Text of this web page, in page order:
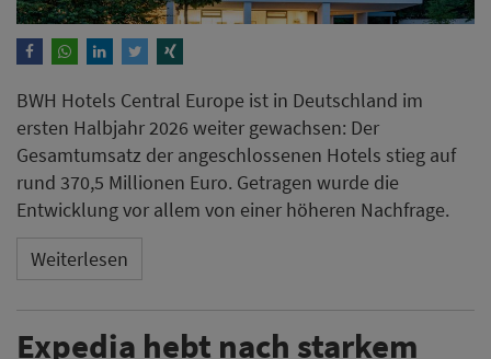
BWH Hotels Central Europe ist in Deutschland im
ersten Halbjahr 2026 weiter gewachsen: Der
Gesamtumsatz der angeschlossenen Hotels stieg auf
rund 370,5 Millionen Euro. Getragen wurde die
Entwicklung vor allem von einer höheren Nachfrage.
Weiterlesen
Expedia hebt nach starkem